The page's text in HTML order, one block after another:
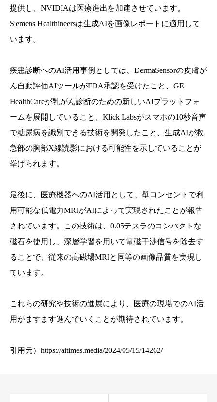
提供し、NVIDIAは医療進出を加速させています。
Siemens Healthineersは生成AIを画像レポートに適用して
います。
疾患診断へのAI活用事例としては、DermaSensorの皮膚が
ん自動評価AIツールがFDA承認を受けたこと、GE
HealthCareが乳がん診断のための新しいAIプラットフォ
ームを展開していること、Klick Labsがスマホの10秒音声
で糖尿病を識別できる技術を開発したこと、生成AIが救
急部の胸部X線読影における可能性を示していることが
挙げられます。
最後に、医療機器へのAI活用として、壁コンセントで利
用可能な低電力MRIがAIによって実現されたことが報告
されています。この技術は、0.05テスラのコンパクトな
磁石を使用し、深層学習を用いて電磁干渉信号を除去す
ることで、従来の高磁場MRIと同等の画像品質を実現し
ています。
これらの研究や技術の進展により、医療の現場でのAI活
用がますます進んでいくことが期待されています。
引用元） https://aitimes.media/2024/05/15/14262/